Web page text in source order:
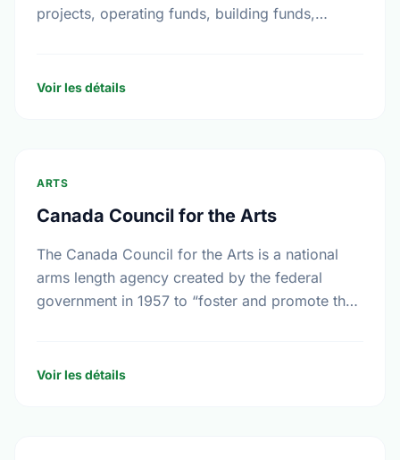
projects, operating funds, building funds,
Voir les détails
ARTS
Canada Council for the Arts
The Canada Council for the Arts is a national
arms length agency created by the federal
government in 1957 to “foster and promote the
Voir les détails